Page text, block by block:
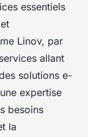
essentiels
et
Linov, par
allant
solutions e-
expertise
besoins
la